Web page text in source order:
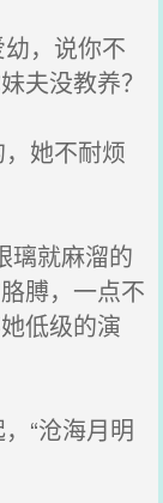
，说你不
夫没教养？
她不耐烦
璃就麻溜的
膊，一点不
低级的演
“沧海月明